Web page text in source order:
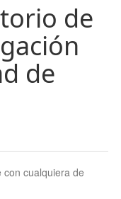
de
de
cualquiera de